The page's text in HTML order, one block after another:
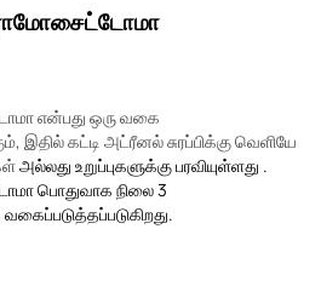
என்பது ஒரு வகை
கட்டி அட்ரீனல் சுரப்பிக்கு வெளியே
அல்லது உறுப்புகளுக்கு பரவியுள்ளது .
பொதுவாக நிலை 3